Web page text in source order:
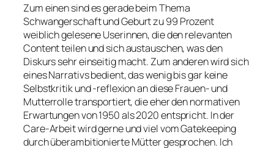
Zum einen sind es gerade beim Thema
Schwangerschaft und Geburt zu 99 Prozent
weiblich gelesene Userinnen, die den relevanten
Content teilen und sich austauschen, was den
Diskurs sehr einseitig macht. Zum anderen wird sich
eines Narrativs bedient, das wenig bis gar keine
Selbstkritik und -reflexion an diese Frauen- und
Mutterrolle transportiert, die eher den normativen
Erwartungen von 1950 als 2020 entspricht. In der
Care-Arbeit wird gerne und viel vom Gatekeeping
durch überambitionierte Mütter gesprochen. Ich